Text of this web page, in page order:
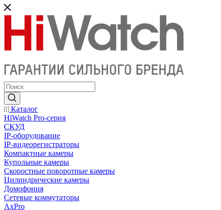
Каталог
HiWatch Pro-серия
CКУД
IP-оборудование
IP-видеорегистраторы
Компактные камеры
Купольные камеры
Скоростные поворотные камеры
Цилиндрические камеры
Домофония
Сетевые коммутаторы
AxPro